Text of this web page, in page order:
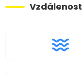
Vzdálenost